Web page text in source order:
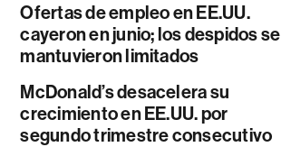
Ofertas de empleo en EE.UU.
cayeron en junio; los despidos se
mantuvieron limitados
McDonald’s desacelera su
crecimiento en EE.UU. por
segundo trimestre consecutivo